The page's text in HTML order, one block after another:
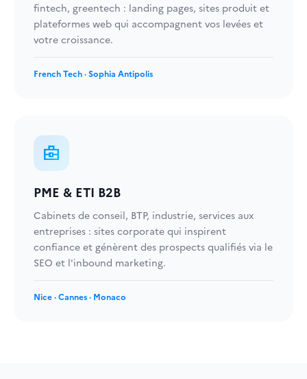
fintech, greentech : landing pages, sites produit et
plateformes web qui accompagnent vos levées et
votre croissance.
French Tech · Sophia Antipolis
business_center
PME & ETI B2B
Cabinets de conseil, BTP, industrie, services aux
entreprises : sites corporate qui inspirent
confiance et génèrent des prospects qualifiés via le
SEO et l'inbound marketing.
Nice · Cannes · Monaco